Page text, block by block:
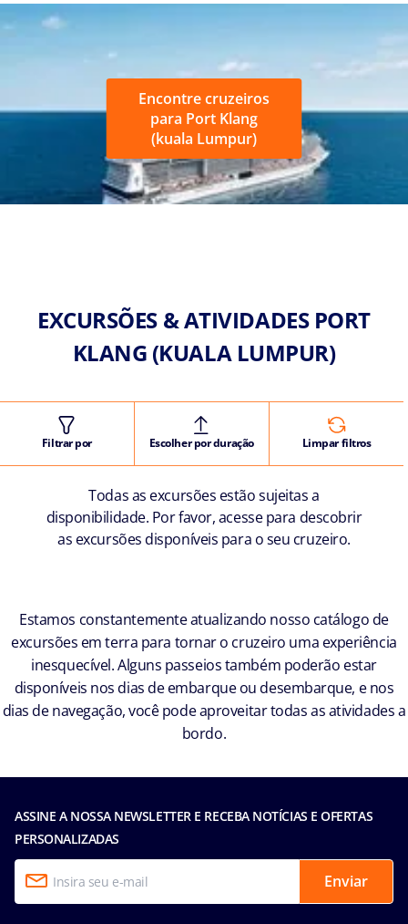
Encontre cruzeiros
para Port Klang
(kuala Lumpur)
EXCURSÕES & ATIVIDADES PORT
KLANG (KUALA LUMPUR)
Filtrar por Escolher por duração Limpar filtros
Todas as excursões estão sujeitas a
disponibilidade. Por favor, acesse para descobrir
as excursões disponíveis para o seu cruzeiro.
Estamos constantemente atualizando nosso catálogo de
excursões em terra para tornar o cruzeiro uma experiência
inesquecível. Alguns passeios também poderão estar
disponíveis nos dias de embarque ou desembarque, e nos
dias de navegação, você pode aproveitar todas as atividades a
bordo.
ASSINE A NOSSA NEWSLETTER E RECEBA NOTÍCIAS E OFERTAS
PERSONALIZADAS
Enviar